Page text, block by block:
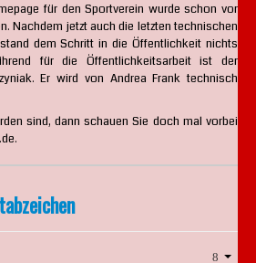
für den Sportverein wurde schon vor
Nachdem jetzt auch die letzten technischen
dem Schritt in die Öffentlichkeit nichts
für die Öffentlichkeitsarbeit ist der
Er wird von Andrea Frank technisch
sind, dann schauen Sie doch mal vorbei